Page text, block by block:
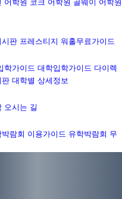
판 프레스티지 워홀무료가이드
학가이드 대학입학가이드 다이렉
대학별 상세정보
오시는 길
박람회 이용가이드 유학박람회 무